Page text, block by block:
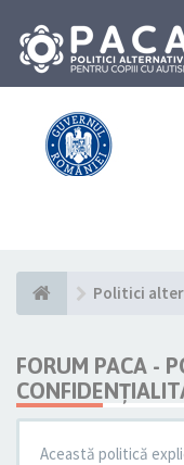
Politici
FORUM PACA -
Această politică